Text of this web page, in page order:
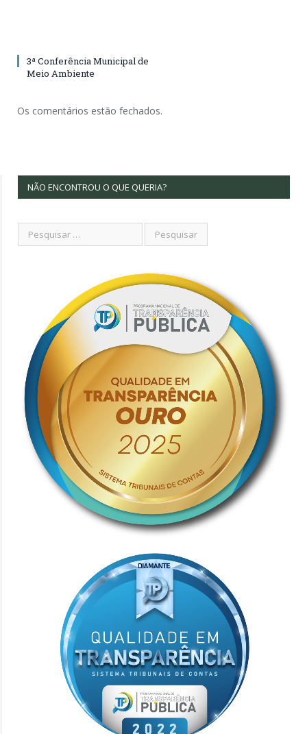
3ª Conferência Municipal de
Meio Ambiente
Os comentários estão fechados.
NÃO ENCONTROU O QUE QUERIA?